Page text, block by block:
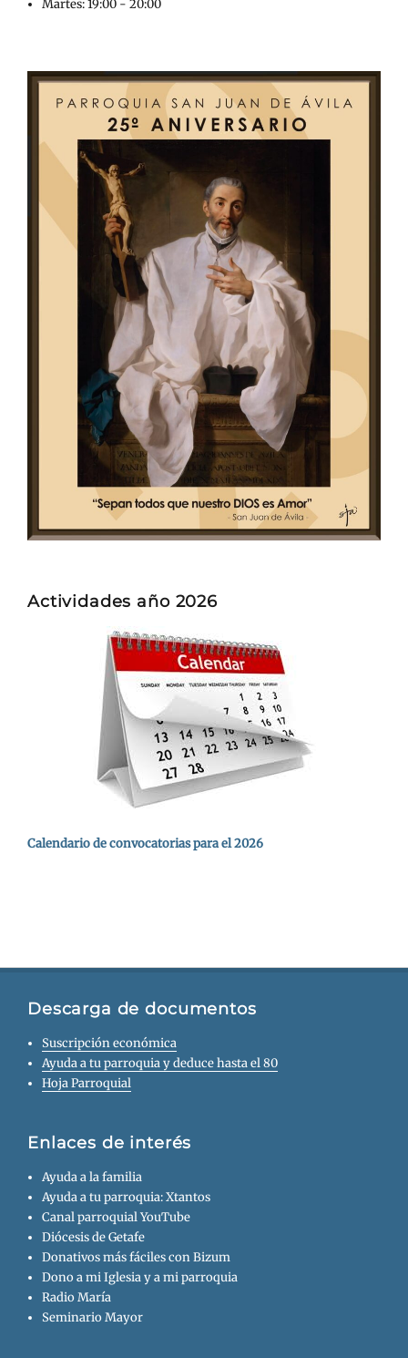
Martes: 19:00 - 20:00
Actividades año 2026
Calendario de convocatorias para el 2026
Descarga de documentos
Suscripción económica
Ayuda a tu parroquia y deduce hasta el 80
Hoja Parroquial
Enlaces de interés
Ayuda a la familia
Ayuda a tu parroquia: Xtantos
Canal parroquial YouTube
Diócesis de Getafe
Donativos más fáciles con Bizum
Dono a mi Iglesia y a mi parroquia
Radio María
Seminario Mayor